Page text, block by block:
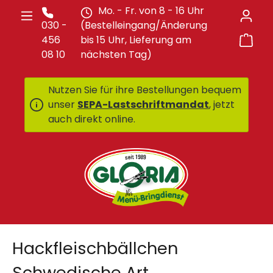
Zum Hauptinhalt springen
030 -
456
08 10
Mo. - Fr. von 8 - 16 Uhr
(Bestelleingang/Änderung
bis 15 Uhr, Lieferung am
nächsten Tag)
Nutzen Sie für ihre Bestellungen bequem
unser SEPA-Lastschriftmandat, jetzt
auch direkt online.
Hackfleischbällchen